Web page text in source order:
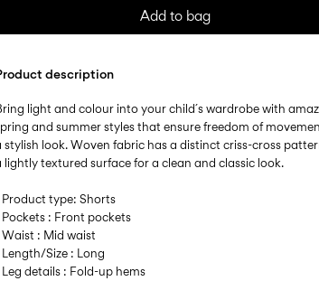
Add to bag
description
light and colour into your child´s wardrobe with
and summer styles that ensure freedom of
stylish look. Woven fabric has a distinct criss-cross
lightly textured surface for a clean and classic look.
Product type: Shorts
Pockets : Front pockets
Waist : Mid waist
Length/Size : Long
Leg details : Fold-up hems